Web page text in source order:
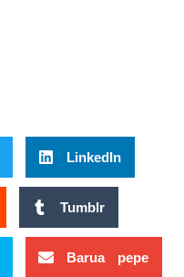
LinkedIn
Tumblr
Barua pepe